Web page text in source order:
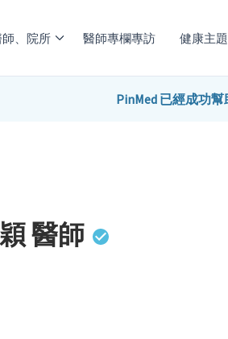
、院所 醫師專欄專訪 健康主
PinMed 已經成功
醫師